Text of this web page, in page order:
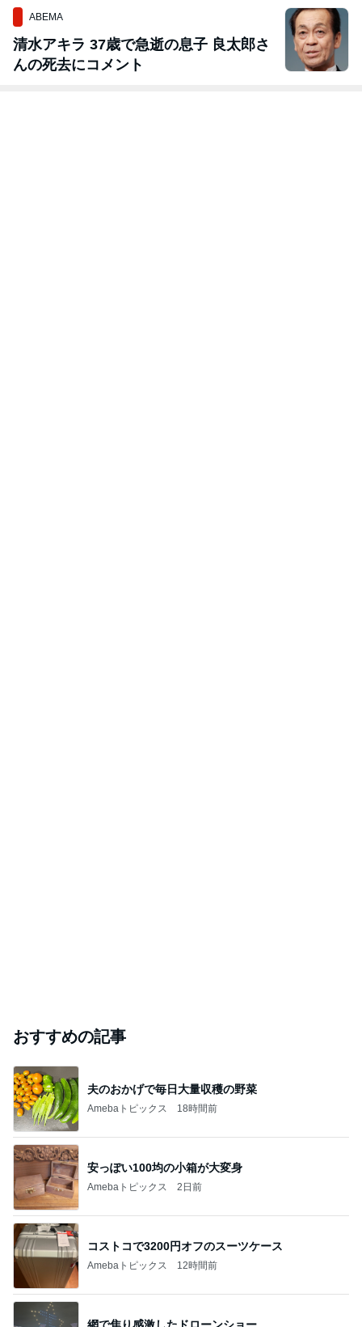
ABEMA
清水アキラ 37歳で急逝の息子 良太郎さ
んの死去にコメント
おすすめの記事
夫のおかげで毎日大量収穫の野菜
Amebaトピックス 18時間前
安っぽい100均の小箱が大変身
Amebaトピックス 2日前
コストコで3200円オフのスーツケース
Amebaトピックス 12時間前
網で焦り感激したドローンショー